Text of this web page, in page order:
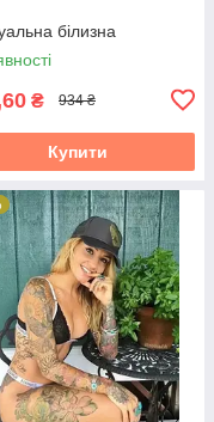
білизна
₴ 934 ₴
Купити